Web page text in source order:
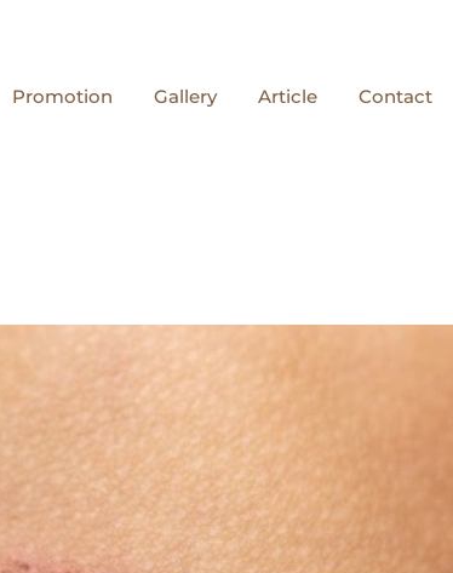
Promotion Gallery Article Contact